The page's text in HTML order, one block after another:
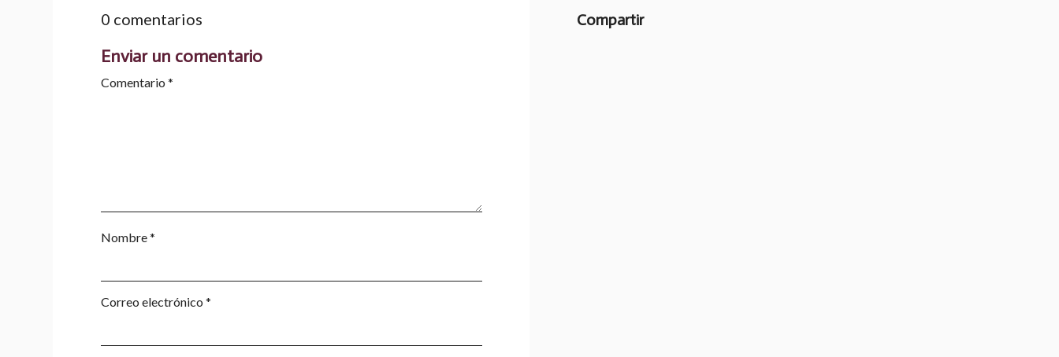
0 comentarios
Enviar un comentario
Comentario *
Nombre*
Correo electrónico *
Compartir